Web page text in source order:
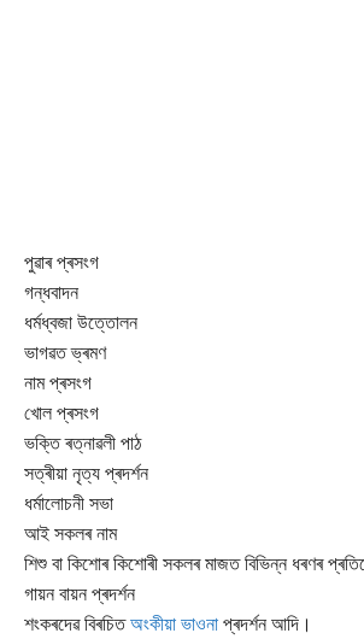
পুৱাৰ প্ৰসংগ
গন্ধবাদন
ধৰ্মধ্বজা উত্তোলন
ভাগৱত ভ্ৰমণ
নাম প্ৰসংগ
খোল প্ৰসংগ
ভক্তি ৰত্নাৱলী পাঠ
সত্ৰীয়া নৃত্য প্ৰদৰ্শন
ধৰ্মালোচনী সভা
আই সকলৰ নাম
শিশু বা কিশোৰ কিশোৰী সকলৰ মাজত বিভিন্ন ধৰণৰ
গায়ন বায়ন প্ৰদৰ্শন
শংকৰদেৱ বিৰচিতঅংকীয়া ভাওনাপ্ৰদৰ্শন আদি।